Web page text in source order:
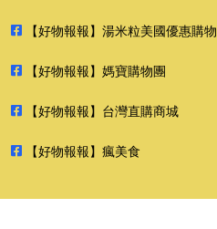
【好物報報】湯米粒美國優惠購物
【好物報報】媽寶購物團
【好物報報】台灣直購商城
【好物報報】瘋美食